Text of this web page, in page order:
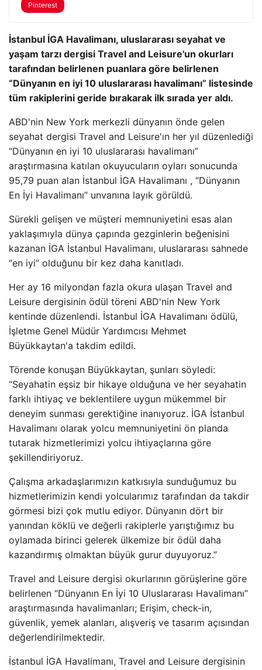
Pinterest
İstanbul İGA Havalimanı, uluslararası seyahat ve
yaşam tarzı dergisi Travel and Leisure'un okurları
tarafından belirlenen puanlara göre belirlenen
“Dünyanın en iyi 10 uluslararası havalimanı” listesinde
tüm rakiplerini geride bırakarak ilk sırada yer aldı.
ABD'nin New York merkezli dünyanın önde gelen
seyahat dergisi Travel and Leisure'ın her yıl düzenlediği
“Dünyanın en iyi 10 uluslararası havalimanı”
araştırmasına katılan okuyucuların oyları sonucunda
95,79 puan alan İstanbul İGA Havalimanı , “Dünyanın
En İyi Havalimanı” unvanına layık görüldü.
Sürekli gelişen ve müşteri memnuniyetini esas alan
yaklaşımıyla dünya çapında gezginlerin beğenisini
kazanan İGA İstanbul Havalimanı, uluslararası sahnede
“en iyi” olduğunu bir kez daha kanıtladı.
Her ay 16 milyondan fazla okura ulaşan Travel and
Leisure dergisinin ödül töreni ABD'nin New York
kentinde düzenlendi. İstanbul İGA Havalimanı ödülü,
İşletme Genel Müdür Yardımcısı Mehmet
Büyükkaytan'a takdim edildi.
Törende konuşan Büyükkaytan, şunları söyledi:
“Seyahatin eşsiz bir hikaye olduğuna ve her seyahatin
farklı ihtiyaç ve beklentilere uygun mükemmel bir
deneyim sunması gerektiğine inanıyoruz. İGA İstanbul
Havalimanı olarak yolcu memnuniyetini ön planda
tutarak hizmetlerimizi yolcu ihtiyaçlarına göre
şekillendiriyoruz.
Çalışma arkadaşlarımızın katkısıyla sunduğumuz bu
hizmetlerimizin kendi yolcularımız tarafından da takdir
görmesi bizi çok mutlu ediyor. Dünyanın dört bir
yanından köklü ve değerli rakiplerle yarıştığımız bu
oylamada birinci gelerek ülkemize bir ödül daha
kazandırmış olmaktan büyük gurur duyuyoruz.”
Travel and Leisure dergisi okurlarının görüşlerine göre
belirlenen “Dünyanın En İyi 10 Uluslararası Havalimanı”
araştırmasında havalimanları; Erişim, check-in,
güvenlik, yemek alanları, alışveriş ve tasarım açısından
değerlendirilmektedir.
İstanbul İGA Havalimanı, Travel and Leisure dergisinin